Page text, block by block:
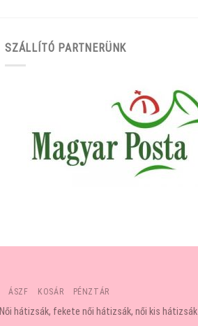
SZÁLLÍTÓ PARTNERÜNK
ÁSZF KOSÁR PÉNZTÁR
hátizsák, fekete női hátizsák, női kis hátizsák